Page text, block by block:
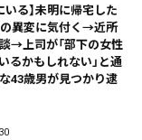
いる】未明に帰宅した
異変に気付く→近所
→上司が「部下の女性
るかもしれない」と通
43歳男が見つかり逮